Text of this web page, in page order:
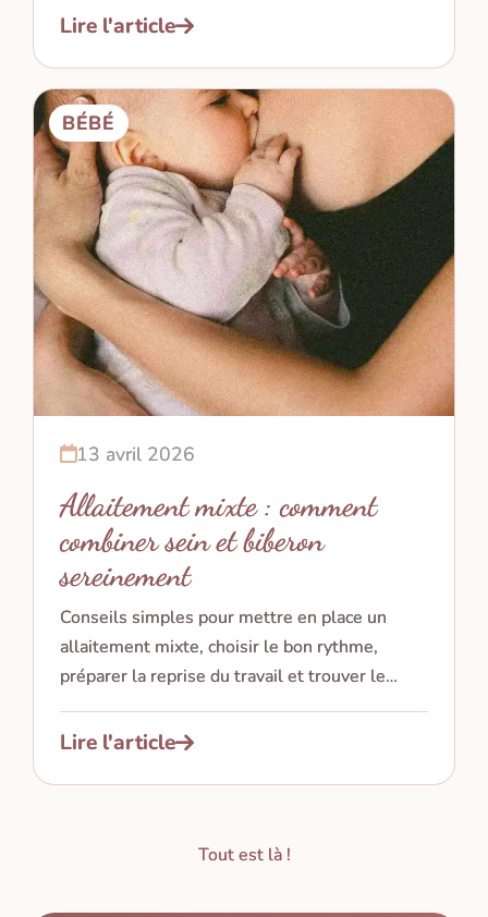
Lire l'article
BÉBÉ
13 avril 2026
Allaitement mixte : comment
combiner sein et biberon
sereinement
Conseils simples pour mettre en place un
allaitement mixte, choisir le bon rythme,
préparer la reprise du travail et trouver le
biberon adapté à bébé.
Lire l'article
Tout est là !